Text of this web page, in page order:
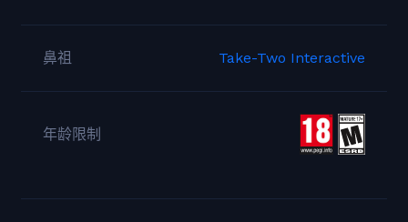
鼻祖 Take-Two Interactive
年龄限制